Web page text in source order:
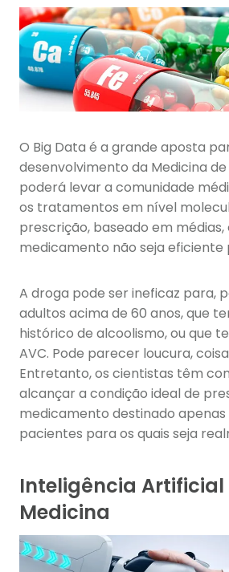
O Big Data é a grande aposta
desenvolvimento da Medicina de
poderá levar a comunidade
os tratamentos em nível
prescrição, baseado em médias,
medicamento não seja eficiente
A droga pode ser ineficaz para,
adultos acima de 60 anos, que
histórico de alcoolismo, ou que
AVC. Pode parecer loucura,
Entretanto, os cientistas têm
alcançar a condição ideal de
medicamento destinado apenas
pacientes para os quais seja
Inteligência Artificial
Medicina